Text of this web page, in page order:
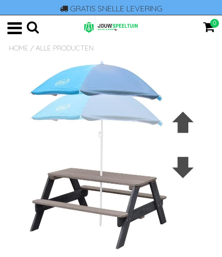
GRATIS SNELLE LEVERING
0
HOME / ALLE PRODUCTEN